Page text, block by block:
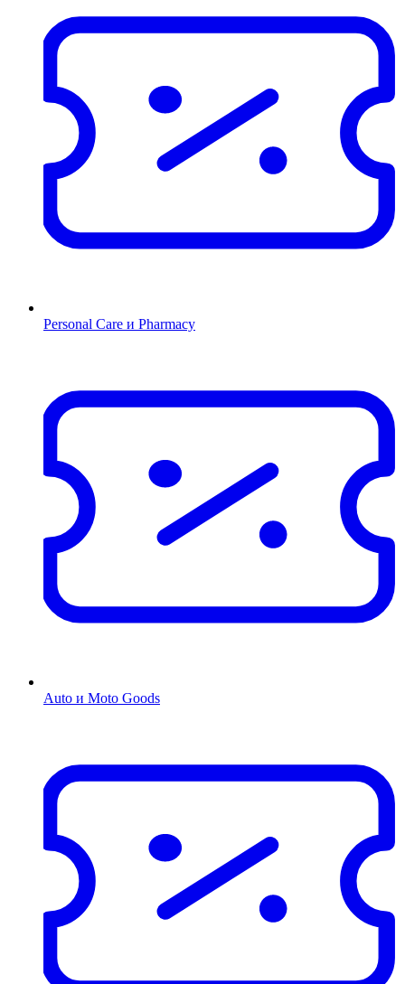
Personal Care и Pharmacy
Auto и Moto Goods